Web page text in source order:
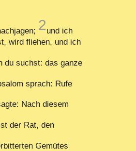
2und ich
wird fliehen, und ich
du suchst: das ganze
sprach: Rufe
Nach diesem
der Rat, den
Gemütes